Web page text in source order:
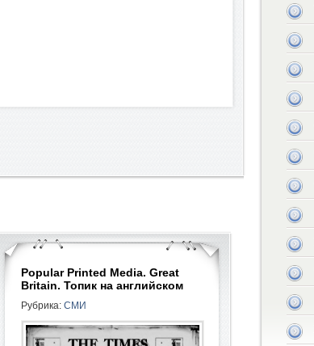
Popular Printed Media. Great
Britain. Топик на английском
Рубрика: СМИ